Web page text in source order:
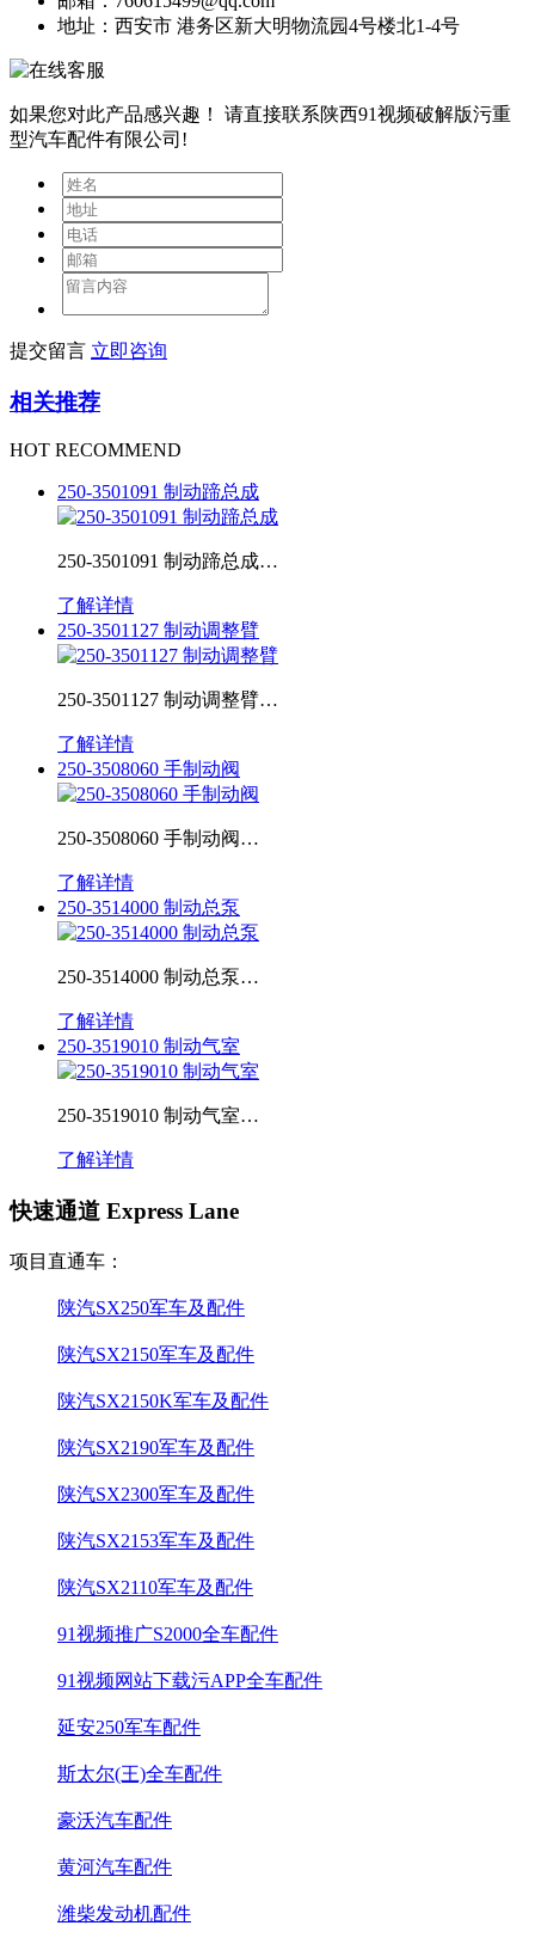
地址：西安市 港务区新大明物流园4号楼北1-4号
如果您对此产品感兴趣！
请直接联系陕西91视频破解版污重
型汽车配件有限公司!
提交留言 立即咨询
相关推荐
HOT RECOMMEND
250-3501091 制动蹄总成
250-3501091 制动蹄总成…
了解详情
250-3501127 制动调整臂
250-3501127 制动调整臂…
了解详情
250-3508060 手制动阀
250-3508060 手制动阀…
了解详情
250-3514000 制动总泵
250-3514000 制动总泵…
了解详情
250-3519010 制动气室
250-3519010 制动气室…
了解详情
快速通道 Express Lane
项目直通车：
陕汽SX250军车及配件
陕汽SX2150军车及配件
陕汽SX2150K军车及配件
陕汽SX2190军车及配件
陕汽SX2300军车及配件
陕汽SX2153军车及配件
陕汽SX2110军车及配件
91视频推广S2000全车配件
91视频网站下载污APP全车配件
延安250军车配件
斯太尔(王)全车配件
豪沃汽车配件
黄河汽车配件
潍柴发动机配件